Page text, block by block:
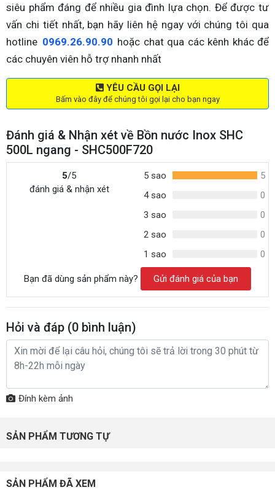
siêu phẩm đáng để nhiều gia đình lựa chọn. Để được tư
vấn chi tiết nhất, bạn hãy liên hệ ngay với chúng tôi qua
hotline 0969.26.90.90 hoặc chat qua các kênh khác để
các chuyên viên hỗ trợ nhanh nhất
YÊU CẦU GỌI LẠI
Bấm vào đây để chúng tôi gọi lại cho bạn ngay
Đánh giá & Nhận xét về Bồn nước Inox SHC
500L ngang - SHC500F720
5/5
đánh giá & nhận xét
5 sao
5
4 sao
0
3 sao
0
2 sao
0
1 sao
0
Bạn đã dùng sản phẩm này? Gửi đánh giá của bạn
Hỏi và đáp (0 bình luận)
Đính kèm ảnh
SẢN PHẨM TƯƠNG TỰ
SẢN PHẨM ĐÃ XEM